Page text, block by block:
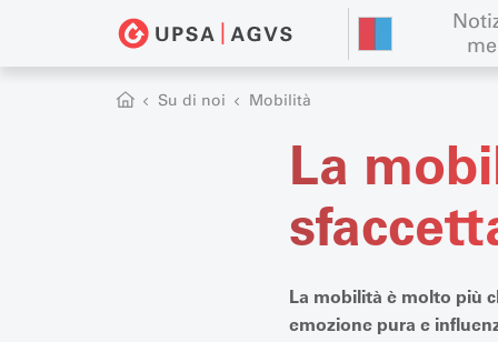
Su di noi Mobilità
La
La mobilità è molto più
emozione pura e